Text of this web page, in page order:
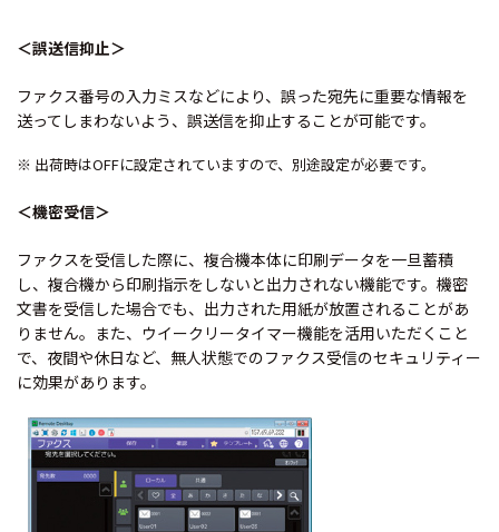
＜誤送信抑止＞
ファクス番号の入力ミスなどにより、誤った宛先に重要な情報を
送ってしまわないよう、誤送信を抑止することが可能です。
※ 出荷時はOFFに設定されていますので、別途設定が必要です。
＜機密受信＞
ファクスを受信した際に、複合機本体に印刷データを一旦蓄積
し、複合機から印刷指示をしないと出力されない機能です。機密
文書を受信した場合でも、出力された用紙が放置されることがあ
りません。また、ウイークリータイマー機能を活用いただくこと
で、夜間や休日など、無人状態でのファクス受信のセキュリティー
に効果があります。